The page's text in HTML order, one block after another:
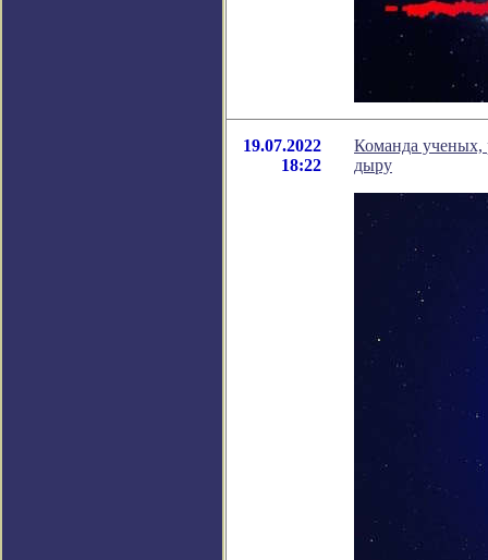
19.07.2022
18:22
Команда ученых,
дыру